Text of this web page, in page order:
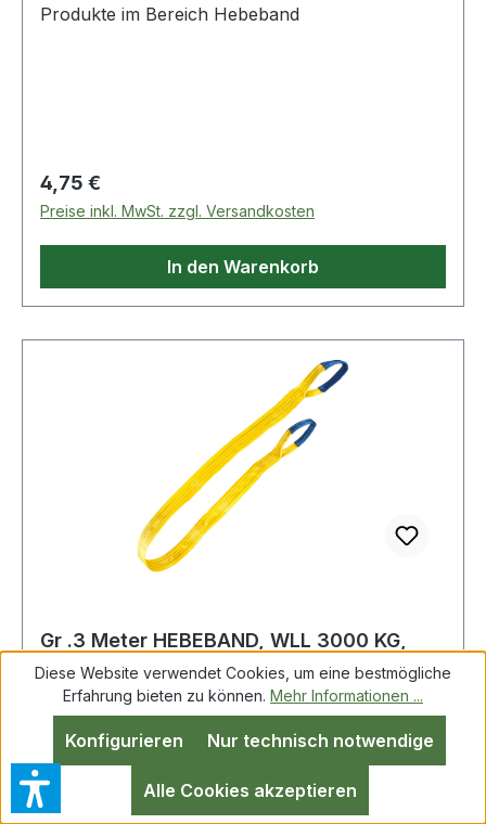
Produkte im Bereich Hebeband
Regulärer Preis:
4,75 €
Preise inkl. MwSt. zzgl. Versandkosten
In den Warenkorb
Gr .3 Meter HEBEBAND, WLL 3000 KG,
GELB gelb lifting belt, WLL 3000 KG,
YELLOW
HEBEBANDWLL 3000 KGGELB 2-LAGIG90MM
BREITSF 7 1Länge: 3 m Weitere Produkte im
Bereich Hebeband
Diese Website verwendet Cookies, um eine bestmögliche
Erfahrung bieten zu können. Mehr Informationen ...
Nur technisch notwendige
Konfigurieren
Alle Cookies akzeptieren